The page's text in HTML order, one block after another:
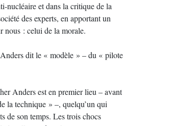
nucléaire et dans la critique de la
des experts, en apportant un
nous : celui de la morale.
Anders dit le « modèle » – du « pilote
Anders est en premier lieu – avant
la technique » –, quelqu’un qui
de son temps. Les trois chocs